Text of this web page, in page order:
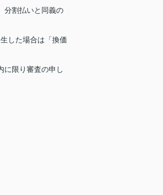
分割払いと同義の
した場合は「換価
に限り審査の申し